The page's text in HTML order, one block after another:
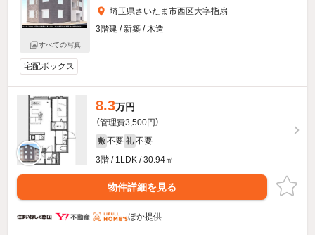
すべての写真
埼玉県さいたま市西区大字指扇
3階建 / 新築 / 木造
宅配ボックス
8.3万円
（管理費3,500円）
敷 不要 礼 不要
3階 / 1LDK / 30.94㎡
物件詳細を見る
ほか提供